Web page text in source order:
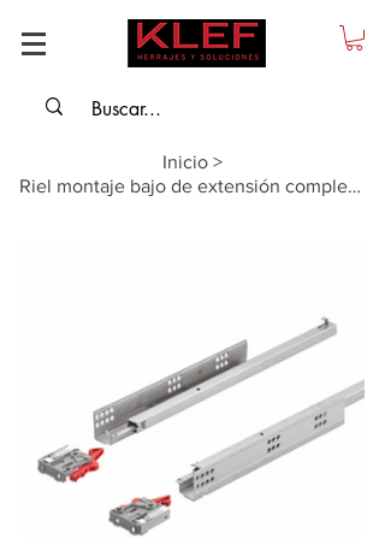
Inicio >
Riel montaje bajo de extensión completa, push y cierre lento - 500mm, carga 30kg